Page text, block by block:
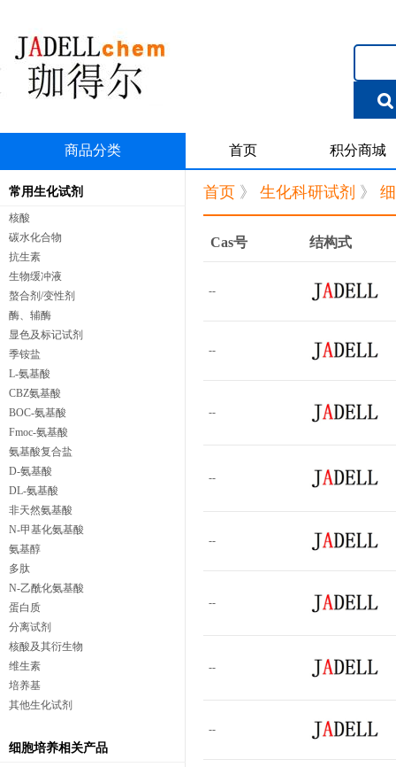
商品分类 首页 积分商城
常用生化试剂
核酸
碳水化合物
抗生素
生物缓冲液
螯合剂/变性剂
酶、辅酶
显色及标记试剂
季铵盐
L-氨基酸
CBZ氨基酸
BOC-氨基酸
Fmoc-氨基酸
氨基酸复合盐
D-氨基酸
DL-氨基酸
非天然氨基酸
N-甲基化氨基酸
氨基醇
多肽
N-乙酰化氨基酸
蛋白质
分离试剂
核酸及其衍生物
维生素
培养基
其他生化试剂
细胞培养相关产品
首页 》 生化科研试剂 》
Cas号 结构式
--
--
--
--
--
--
--
--